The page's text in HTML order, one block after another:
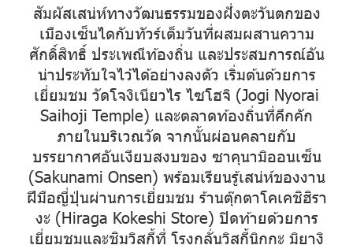
สัมผัสเสน่ห์ทางวัฒนธรรมของฝั่งตะวันตกของ
เมืองเซ็นไดกับทัวร์เต็มวันที่ผสมผสานความ
ศักดิ์สิทธิ์ ประเพณีท้องถิ่น และประสบการณ์อัน
น่าประทับใจไว้ได้อย่างลงตัว เริ่มต้นด้วยการ
เยี่ยมชม วัดโจงิเนียวไร ไซโฮจิ (Jogi Nyorai
Saihoji Temple) และตลาดท้องถิ่นที่คึกคัก
ภายในบริเวณวัด จากนั้นผ่อนคลายกับ
บรรยากาศอันเงียบสงบของ ซาคุนามิออนเซ็น
(Sakunami Onsen) พร้อมเรียนรู้เสน่ห์ของงาน
ฝีมือญี่ปุ่นผ่านการเยี่ยมชม ร้านตุ๊กตาโคเคชิฮิรา
งะ (Hiraga Kokeshi Store) ปิดท้ายด้วยการ
เยี่ยมชมและชิมวิสกี้ที่ โรงกลั่นวิสกี้นิกกะ มิยางิ